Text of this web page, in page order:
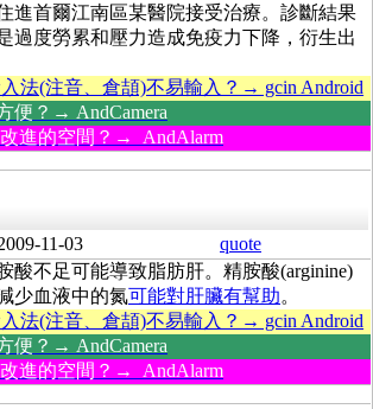
進首爾江南區某醫院接受治療。診斷結果
過度勞累和壓力造成免疫力下降，衍生出
法(注音、倉頡)不易輸入？→ gcin Android
便？→ AndCamera
進的空間？→ AndAlarm
11-03
quote
酸不足可能導致脂肪肝。精胺酸(arginine)
少血液中的氮可能對肝臟有幫助。
法(注音、倉頡)不易輸入？→ gcin Android
便？→ AndCamera
進的空間？→ AndAlarm